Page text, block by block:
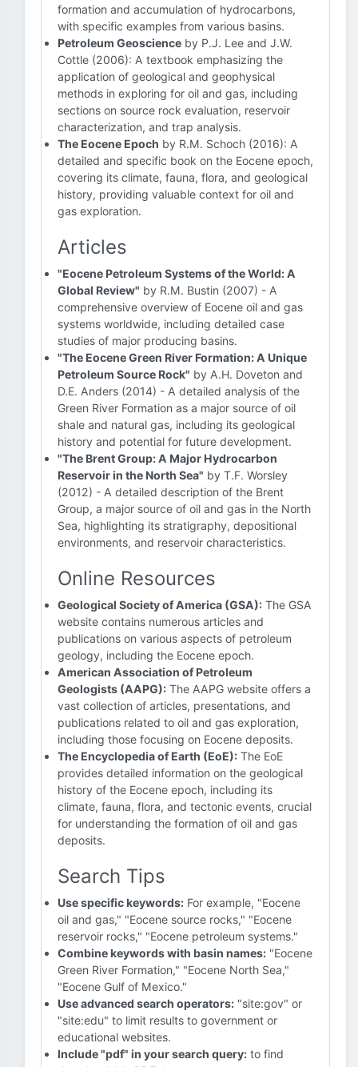
formation and accumulation of hydrocarbons,
with specific examples from various basins.
Petroleum Geoscience by P.J. Lee and J.W.
Cottle (2006): A textbook emphasizing the
application of geological and geophysical
methods in exploring for oil and gas, including
sections on source rock evaluation, reservoir
characterization, and trap analysis.
The Eocene Epoch by R.M. Schoch (2016): A
detailed and specific book on the Eocene epoch,
covering its climate, fauna, flora, and geological
history, providing valuable context for oil and
gas exploration.
Articles
"Eocene Petroleum Systems of the World: A
Global Review" by R.M. Bustin (2007) - A
comprehensive overview of Eocene oil and gas
systems worldwide, including detailed case
studies of major producing basins.
"The Eocene Green River Formation: A Unique
Petroleum Source Rock" by A.H. Doveton and
D.E. Anders (2014) - A detailed analysis of the
Green River Formation as a major source of oil
shale and natural gas, including its geological
history and potential for future development.
"The Brent Group: A Major Hydrocarbon
Reservoir in the North Sea" by T.F. Worsley
(2012) - A detailed description of the Brent
Group, a major source of oil and gas in the North
Sea, highlighting its stratigraphy, depositional
environments, and reservoir characteristics.
Online Resources
Geological Society of America (GSA): The GSA
website contains numerous articles and
publications on various aspects of petroleum
geology, including the Eocene epoch.
American Association of Petroleum
Geologists (AAPG): The AAPG website offers a
vast collection of articles, presentations, and
publications related to oil and gas exploration,
including those focusing on Eocene deposits.
The Encyclopedia of Earth (EoE): The EoE
provides detailed information on the geological
history of the Eocene epoch, including its
climate, fauna, flora, and tectonic events, crucial
for understanding the formation of oil and gas
deposits.
Search Tips
Use specific keywords: For example, "Eocene
oil and gas," "Eocene source rocks," "Eocene
reservoir rocks," "Eocene petroleum systems."
Combine keywords with basin names: "Eocene
Green River Formation," "Eocene North Sea,"
"Eocene Gulf of Mexico."
Use advanced search operators: "site:gov" or
"site:edu" to limit results to government or
educational websites.
Include "pdf" in your search query: to find